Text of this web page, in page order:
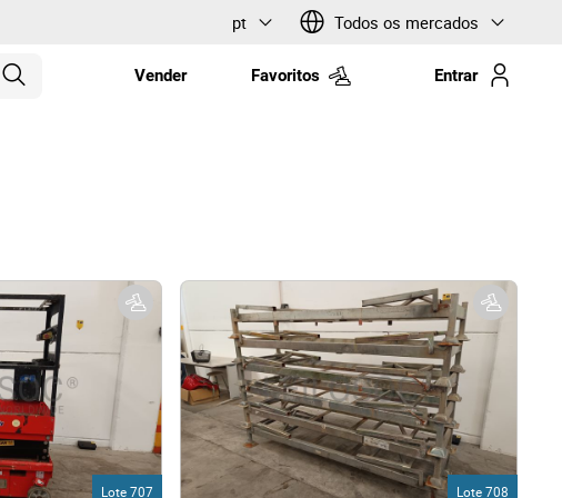
pt Todos os mercados
Vender Favoritos Entrar
Lote 707 Lote 708